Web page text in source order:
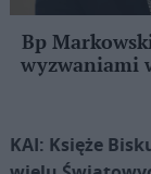
Bp
wyzwaniami
KAI: Księże